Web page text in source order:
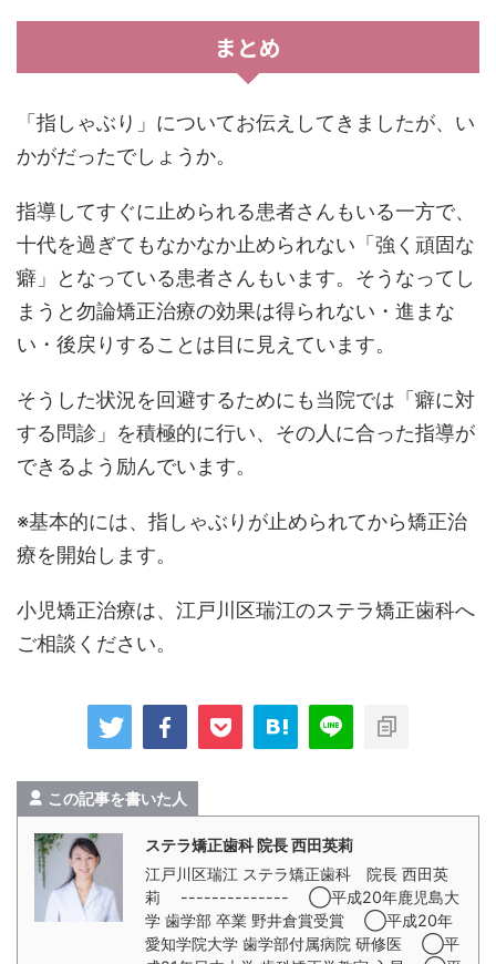
まとめ
「指しゃぶり」についてお伝えしてきましたが、い
かがだったでしょうか。
指導してすぐに止められる患者さんもいる一方で、
十代を過ぎてもなかなか止められない「強く頑固な
癖」となっている患者さんもいます。そうなってし
まうと勿論矯正治療の効果は得られない・進まな
い・後戻りすることは目に見えています。
そうした状況を回避するためにも当院では「癖に対
する問診」を積極的に行い、その人に合った指導が
できるよう励んでいます。
※基本的には、指しゃぶりが止められてから矯正治
療を開始します。
小児矯正治療は、江戸川区瑞江のステラ矯正歯科へ
ご相談ください。
この記事を書いた人
ステラ矯正歯科 院長 西田英莉
江戸川区瑞江 ステラ矯正歯科 院長 西田英
莉 -------------- ◯平成20年鹿児島大
学 歯学部 卒業 野井倉賞受賞 ◯平成20年
愛知学院大学 歯学部付属病院 研修医 ◯平